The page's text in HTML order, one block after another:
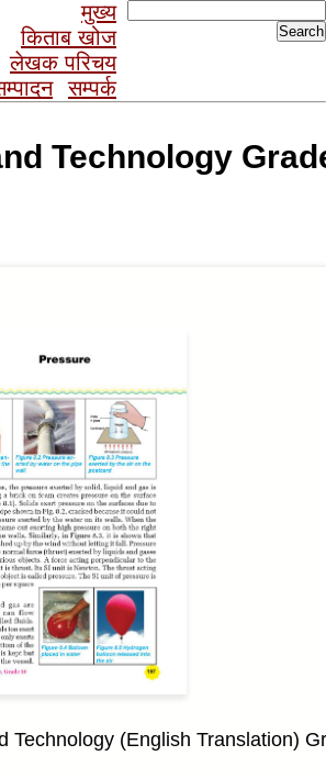
मुख्य
किताब खोज
लेखक परिचय
सम्पर्क
for:
Technology
Technology (English Translation)